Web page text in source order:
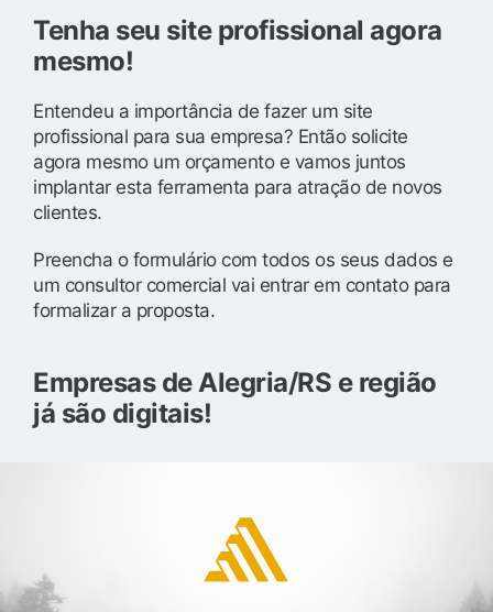
Tenha seu site profissional agora
mesmo!
Entendeu a importância de fazer um site
profissional para sua empresa? Então solicite
agora mesmo um orçamento e vamos juntos
implantar esta ferramenta para atração de novos
clientes.
Preencha o formulário com todos os seus dados e
um consultor comercial vai entrar em contato para
formalizar a proposta.
Empresas de Alegria/RS e região
já são digitais!